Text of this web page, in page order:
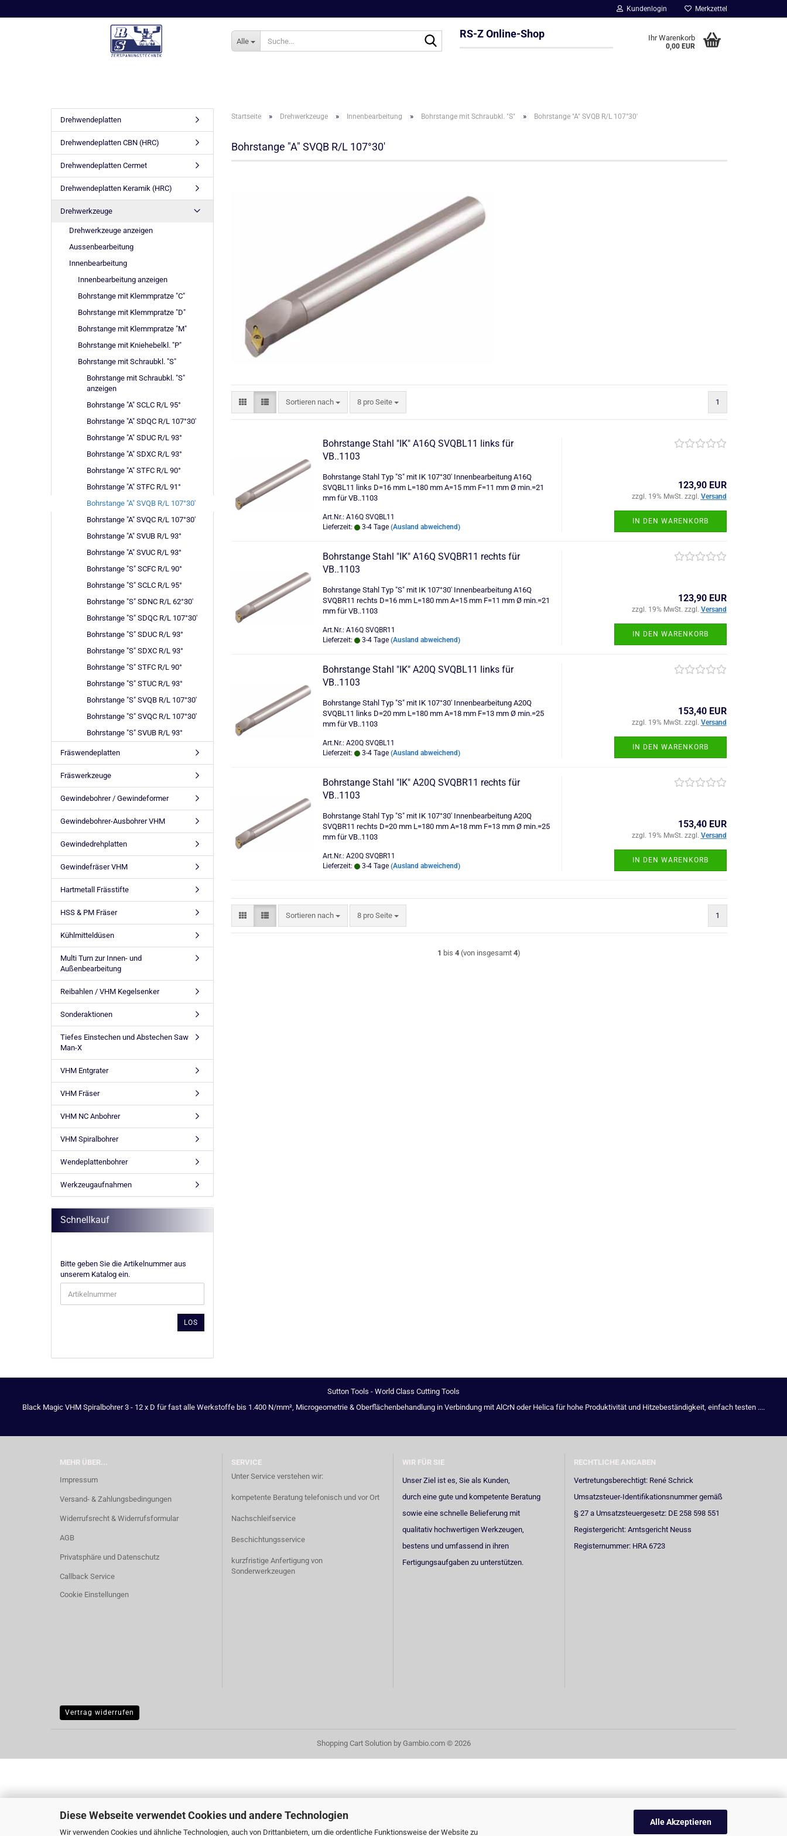
Diese Webseite verwendet Cookies und andere Technologien
Wir verwenden Cookies und ähnliche Technologien, auch von Drittanbietern, um die ordentliche Funktionsweise der Website zu
Alle Akzeptieren
Kundenlogin Merkzettel
Alle
Suche...RS-Z Online-Shop Ihr Warenkorb
0,00 EUR
Startseite » Drehwerkzeuge » Innenbearbeitung » Bohrstange mit Schraubkl. "S" » Bohrstange "A" SVQB R/L 107°30'
Bohrstange "A" SVQB R/L 107°30'
Sortieren nach
Sortieren nach 8 pro Seite
pro Seite 1
Bohrstange Stahl "IK" A16Q SVQBL11 links für
VB..1103
Bohrstange Stahl Typ "S" mit IK 107°30' Innenbearbeitung A16Q
SVQBL11 links D=16 mm L=180 mm A=15 mm F=11 mm Ø min.=21
mm für VB..1103
Art.Nr.: A16Q SVQBL11
Lieferzeit:
3-4 Tage (Ausland abweichend)
123,90 EUR
zzgl. 19% MwSt. zzgl. Versand
IN DEN WARENKORB
Bohrstange Stahl "IK" A16Q SVQBR11 rechts für
VB..1103
Bohrstange Stahl Typ "S" mit IK 107°30' Innenbearbeitung A16Q
SVQBR11 rechts D=16 mm L=180 mm A=15 mm F=11 mm Ø min.=21
mm für VB..1103
Art.Nr.: A16Q SVQBR11
Lieferzeit:
3-4 Tage (Ausland abweichend)
123,90 EUR
zzgl. 19% MwSt. zzgl. Versand
IN DEN WARENKORB
Bohrstange Stahl "IK" A20Q SVQBL11 links für
VB..1103
Bohrstange Stahl Typ "S" mit IK 107°30' Innenbearbeitung A20Q
SVQBL11 links D=20 mm L=180 mm A=18 mm F=13 mm Ø min.=25
mm für VB..1103
Art.Nr.: A20Q SVQBL11
Lieferzeit:
3-4 Tage (Ausland abweichend)
153,40 EUR
zzgl. 19% MwSt. zzgl. Versand
IN DEN WARENKORB
Bohrstange Stahl "IK" A20Q SVQBR11 rechts für
VB..1103
Bohrstange Stahl Typ "S" mit IK 107°30' Innenbearbeitung A20Q
SVQBR11 rechts D=20 mm L=180 mm A=18 mm F=13 mm Ø min.=25
mm für VB..1103
Art.Nr.: A20Q SVQBR11
Lieferzeit:
3-4 Tage (Ausland abweichend)
153,40 EUR
zzgl. 19% MwSt. zzgl. Versand
IN DEN WARENKORB
Sortieren nach
Sortieren nach 8 pro Seite
pro Seite 1
1 bis4 (von insgesamt4)
Drehwendeplatten
Drehwendeplatten CBN (HRC)
Drehwendeplatten Cermet
Drehwendeplatten Keramik (HRC)
Drehwerkzeuge
Drehwerkzeuge anzeigen
Aussenbearbeitung
Innenbearbeitung
Innenbearbeitung anzeigen
Bohrstange mit Klemmpratze "C"
Bohrstange mit Klemmpratze "D"
Bohrstange mit Klemmpratze "M"
Bohrstange mit Kniehebelkl. "P"
Bohrstange mit Schraubkl. "S"
Bohrstange mit Schraubkl. "S"
anzeigen
Bohrstange "A" SCLC R/L 95°
Bohrstange "A" SDQC R/L 107°30'
Bohrstange "A" SDUC R/L 93°
Bohrstange "A" SDXC R/L 93°
Bohrstange "A" STFC R/L 90°
Bohrstange "A" STFC R/L 91°
Bohrstange "A" SVQB R/L 107°30'
Bohrstange "A" SVQC R/L 107°30'
Bohrstange "A" SVUB R/L 93°
Bohrstange "A" SVUC R/L 93°
Bohrstange "S" SCFC R/L 90°
Bohrstange "S" SCLC R/L 95°
Bohrstange "S" SDNC R/L 62°30'
Bohrstange "S" SDQC R/L 107°30'
Bohrstange "S" SDUC R/L 93°
Bohrstange "S" SDXC R/L 93°
Bohrstange "S" STFC R/L 90°
Bohrstange "S" STUC R/L 93°
Bohrstange "S" SVQB R/L 107°30'
Bohrstange "S" SVQC R/L 107°30'
Bohrstange "S" SVUB R/L 93°
Fräswendeplatten
Fräswerkzeuge
Gewindebohrer / Gewindeformer
Gewindebohrer-Ausbohrer VHM
Gewindedrehplatten
Gewindefräser VHM
Hartmetall Frässtifte
HSS & PM Fräser
Kühlmitteldüsen
Multi Turn zur Innen- und
Außenbearbeitung
Reibahlen / VHM Kegelsenker
Sonderaktionen
Tiefes Einstechen und Abstechen Saw
Man-X
VHM Entgrater
VHM Fräser
VHM NC Anbohrer
VHM Spiralbohrer
Wendeplattenbohrer
Werkzeugaufnahmen
Schnellkauf
BITTE
GEBEN
SIE
DIE
ARTIKELNUMMER
Bitte geben Sie die Artikelnummer aus
unserem Katalog ein.
LOS
Sutton Tools - World Class Cutting Tools
Black Magic VHM Spiralbohrer 3 - 12 x D für fast alle Werkstoffe bis 1.400 N/mm², Microgeometrie & Oberflächenbehandlung in Verbindung mit AlCrN oder Helica für hohe Produktivität und Hitzebeständigkeit, einfach testen ....
MEHR ÜBER...
Impressum
Versand- & Zahlungsbedingungen
Widerrufsrecht & Widerrufsformular
AGB
Privatsphäre und Datenschutz
Callback Service
Cookie Einstellungen
SERVICE
Unter Service verstehen wir:
kompetente Beratung telefonisch und vor Ort
Nachschleifservice
Beschichtungsservice
kurzfristige Anfertigung von
Sonderwerkzeugen
WIR FÜR SIE
Unser Ziel ist es, Sie als Kunden,
durch eine gute und kompetente Beratung
sowie eine schnelle Belieferung mit
qualitativ hochwertigen Werkzeugen,
bestens und umfassend in ihren
Fertigungsaufgaben zu unterstützen.
RECHTLICHE ANGABEN
Vertretungsberechtigt: René Schrick
Umsatzsteuer-Identifikationsnummer gemäß
§ 27 a Umsatzsteuergesetz: DE 258 598 551
Registergericht: Amtsgericht Neuss
Registernummer: HRA 6723
Vertrag widerrufen
Shopping Cart Solutionby Gambio.com © 2026